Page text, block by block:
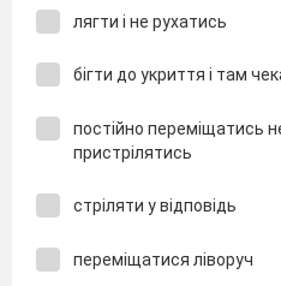
лягти і не рухатись
бігти до укриття і там
постійно переміщатись
пристрілятись
стріляти у відповідь
переміщатися ліворуч